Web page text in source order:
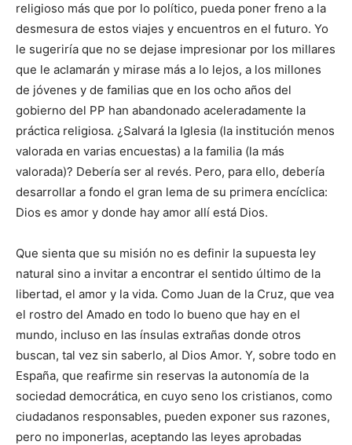
religioso más que por lo político, pueda poner freno a la
desmesura de estos viajes y encuentros en el futuro. Yo
le sugeriría que no se dejase impresionar por los millares
que le aclamarán y mirase más a lo lejos, a los millones
de jóvenes y de familias que en los ocho años del
gobierno del PP han abandonado aceleradamente la
práctica religiosa. ¿Salvará la Iglesia (la institución menos
valorada en varias encuestas) a la familia (la más
valorada)? Debería ser al revés. Pero, para ello, debería
desarrollar a fondo el gran lema de su primera encíclica:
Dios es amor y donde hay amor allí está Dios.
Que sienta que su misión no es definir la supuesta ley
natural sino a invitar a encontrar el sentido último de la
libertad, el amor y la vida. Como Juan de la Cruz, que vea
el rostro del Amado en todo lo bueno que hay en el
mundo, incluso en las ínsulas extrañas donde otros
buscan, tal vez sin saberlo, al Dios Amor. Y, sobre todo en
España, que reafirme sin reservas la autonomía de la
sociedad democrática, en cuyo seno los cristianos, como
ciudadanos responsables, pueden exponer sus razones,
pero no imponerlas, aceptando las leyes aprobadas